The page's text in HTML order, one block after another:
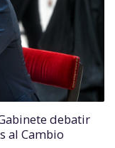
debatir
al Cambio